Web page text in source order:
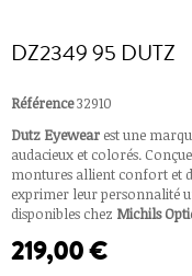
DZ2349 95 DUTZ
Référence32910
Dutz Eyewear est une
audacieux et colorés.
montures allient confort et
exprimer leur personnalité
disponibles chez Michils
219,00 €